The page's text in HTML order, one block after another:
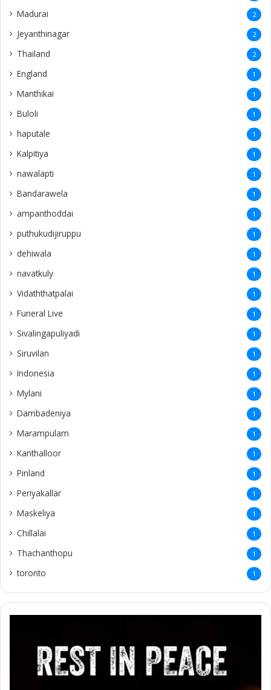
Madurai 2
Jeyanthinagar 2
Thailand 2
England 1
Manthikai 1
Buloli 1
haputale 1
Kalpitiya 1
nawalapti 1
Bandarawela 1
ampanthoddai 1
puthukudijiruppu 1
dehiwala 1
navatkuly 1
Vidaththatpalai 1
Funeral Live 1
Sivalingapuliyadi 1
Siruvilan 1
Indonesia 1
Mylani 1
Dambadeniya 1
Marampulam 1
Kanthalloor 1
Pinland 1
Periyakallar 1
Maskeliya 1
Chillalai 1
Thachanthopu 1
toronto 1